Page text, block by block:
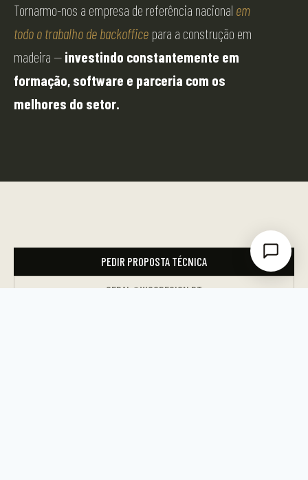
Tornarmo-nos a empresa de referência nacional em
todo o trabalho de backoffice para a construção em
madeira — investindo constantemente em
formação, software e parceria com os
melhores do setor.
PEDIR PROPOSTA TÉCNICA
GERAL@WOODESIGN.PT